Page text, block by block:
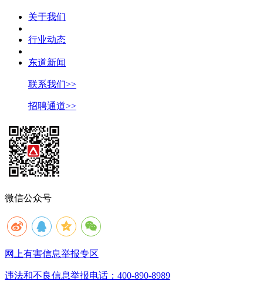
关于我们
行业动态
东道新闻
联系我们>>
招聘通道>>
微信公众号
网上有害信息举报专区
违法和不良信息举报电话：400-890-8989